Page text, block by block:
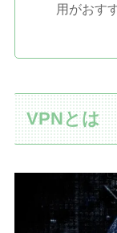
用がおす
VPNとは